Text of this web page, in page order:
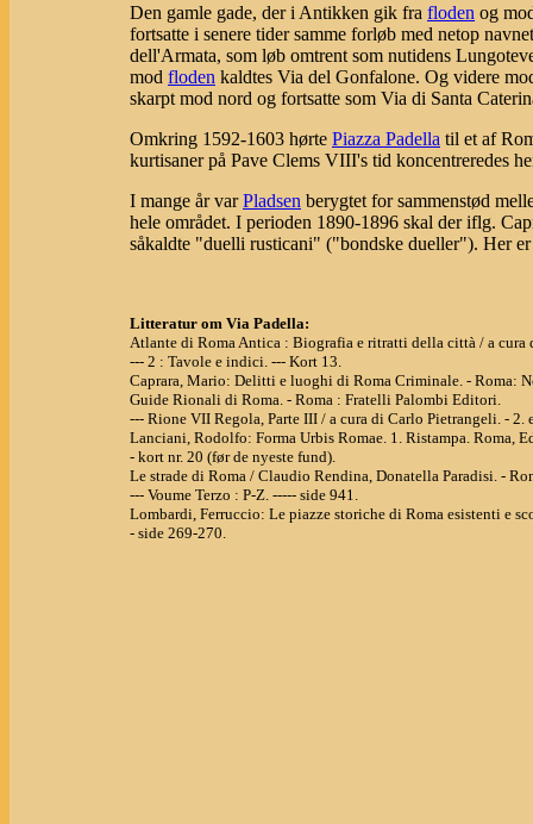
Den gamle gade, der i Antikken gik fra floden og
fortsatte i senere tider samme forløb med netop
dell'Armata, som løb omtrent som nutidens
mod floden kaldtes Via del Gonfalone. Og videre
skarpt mod nord og fortsatte som Via di Santa
Omkring 1592-1603 hørte Piazza Padella til et af
kurtisaner på Pave Clems VIII's tid koncentreredes
I mange år varPladsen berygtet for sammenstød
hele området. I perioden 1890-1896 skal der iflg.
såkaldte "duelli rusticani" ("bondske dueller"). Her
Litteratur om Via Padella:
Atlante di Roma Antica : Biografia e ritratti della città / a
--- 2 : Tavole e indici. --- Kort 13.
Caprara, Mario: Delitti e luoghi di Roma Criminale. - Roma:
Guide Rionali di Roma. - Roma : Fratelli Palombi Editori.
--- Rione VII Regola, Parte III / a cura di Carlo Pietrangeli. - 2.
Lanciani, Rodolfo: Forma Urbis Romae. 1. Ristampa. Roma,
- kort nr. 20 (før de nyeste fund).
Le strade di Roma / Claudio Rendina, Donatella Paradisi. -
--- Voume Terzo : P-Z. ----- side 941.
Lombardi, Ferruccio: Le piazze storiche di Roma esistenti e
- side 269-270.